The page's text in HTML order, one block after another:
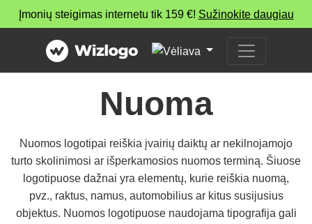
Įmonių steigimas internetu tik 159 €! Sužinokite daugiau
Nuoma
Nuomos logotipai reiškia įvairių daiktų ar nekilnojamojo
turto skolinimosi ar išperkamosios nuomos terminą. Šiuose
logotipuose dažnai yra elementų, kurie reiškia nuomą,
pvz., raktus, namus, automobilius ar kitus susijusius
objektus. Nuomos logotipuose naudojama tipografija gali